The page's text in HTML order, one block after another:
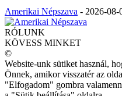
Amerikai Népszava - 2026-08-
RÓLUNK
KÖVESS MINKET
©
Website-unk sütiket használ,
Önnek, amikor visszatér az
"Elfogadom" gombra